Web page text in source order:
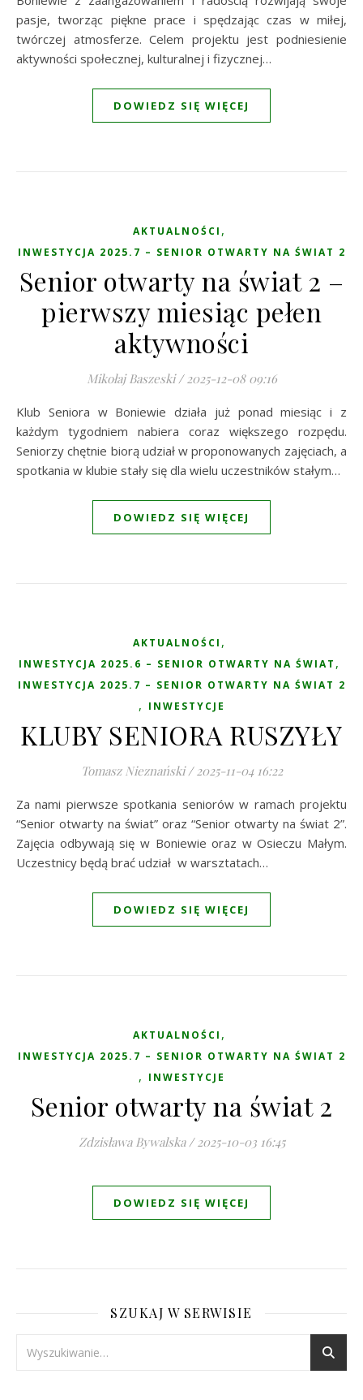
pasje, tworząc piękne prace i spędzając czas w miłej,
twórczej atmosferze. Celem projektu jest podniesienie
aktywności społecznej, kulturalnej i fizycznej…
DOWIEDZ SIĘ WIĘCEJ
AKTUALNOŚCI ,
INWESTYCJA 2025.7 – SENIOR OTWARTY NA ŚWIAT 2
Senior otwarty na świat 2 –
pierwszy miesiąc pełen
aktywności
Mikołaj Baszeski / 2025-12-08 09:16
Klub Seniora w Boniewie działa już ponad miesiąc i z
każdym tygodniem nabiera coraz większego rozpędu.
Seniorzy chętnie biorą udział w proponowanych zajęciach, a
spotkania w klubie stały się dla wielu uczestników stałym…
DOWIEDZ SIĘ WIĘCEJ
AKTUALNOŚCI ,
INWESTYCJA 2025.6 – SENIOR OTWARTY NA ŚWIAT ,
INWESTYCJA 2025.7 – SENIOR OTWARTY NA ŚWIAT 2
, INWESTYCJE
KLUBY SENIORA RUSZYŁY
Tomasz Nieznański / 2025-11-04 16:22
Za nami pierwsze spotkania seniorów w ramach projektu
“Senior otwarty na świat” oraz “Senior otwarty na świat 2”.
Zajęcia odbywają się w Boniewie oraz w Osieczu Małym.
Uczestnicy będą brać udział w warsztatach…
DOWIEDZ SIĘ WIĘCEJ
AKTUALNOŚCI ,
INWESTYCJA 2025.7 – SENIOR OTWARTY NA ŚWIAT 2
, INWESTYCJE
Senior otwarty na świat 2
Zdzisława Bywalska / 2025-10-03 16:45
DOWIEDZ SIĘ WIĘCEJ
SZUKAJ W SERWISIE